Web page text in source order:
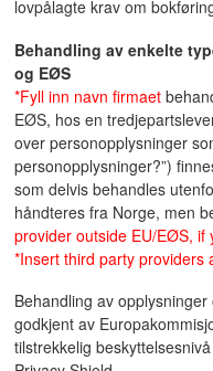
lovpålagte krav om
Behandling av enkelte
og EØS
*Fyll inn navn firmaet
EØS, hos en
over personopplysninger
personopplysninger?”)
som delvis behandles
håndteres fra Norge, men
provider outside EU/EØS, if
*Insert third party providers
Behandling av
godkjent av
tilstrekkelig